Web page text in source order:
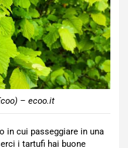
– ecoo.it
in cui passeggiare in una
i tartufi hai buone